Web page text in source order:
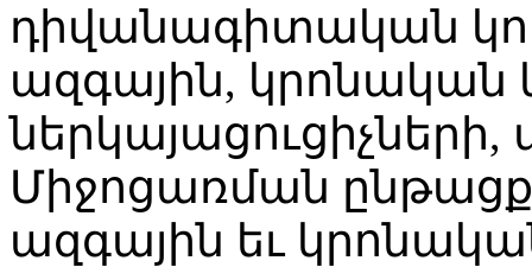
դիվանագիտական
ազգային, կրոնական
Միջոցառման
ազգային եւ